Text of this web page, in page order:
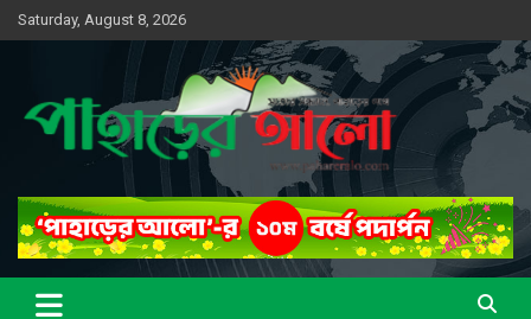
Skip
to
Saturday, August 8, 2026
পাহাড়ের আলো
সত্যের সন্ধানে, পাহাড়ের পথে